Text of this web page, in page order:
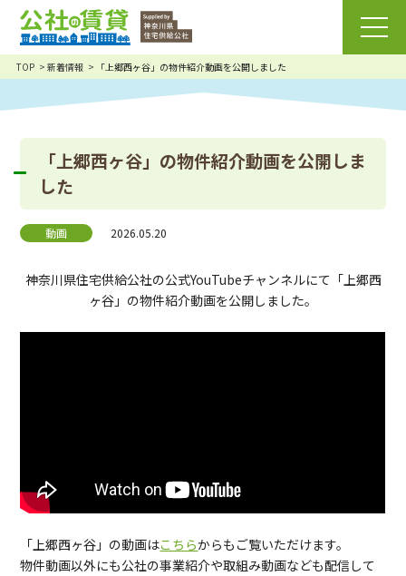
TOP 新着情報 「上郷西ヶ谷」の物件紹介動画を公開しました
「上郷西ヶ谷」の物件紹介動画を公開しま
した
動画 2026.05.20
神奈川県住宅供給公社の公式YouTubeチャンネルにて「上郷西
ヶ谷」の物件紹介動画を公開しました。
「上郷西ヶ谷」の動画はこちらからもご覧いただけます。
物件動画以外にも公社の事業紹介や取組み動画なども配信して